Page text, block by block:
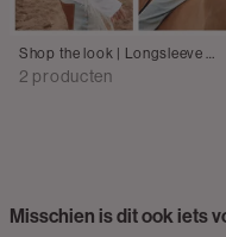
Shop the look | Longsleeve met franjes met jeans
2 producten
Misschien is dit ook iets